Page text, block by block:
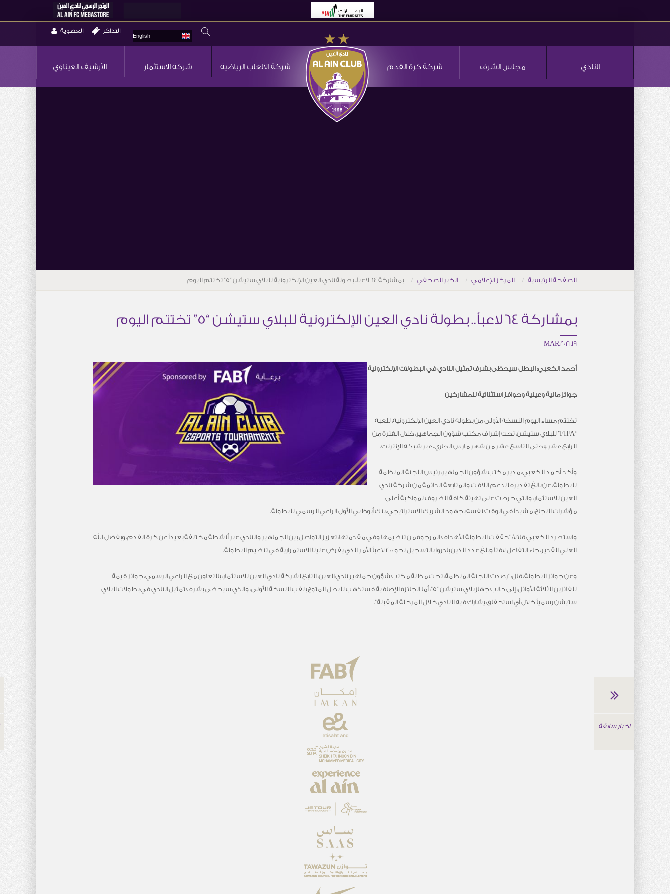
English
التذاكر العضوية
النادي مجلس الشرف شركة كرة القدم الأرشيف العيناوي شركة الاستثمار شركة الألعاب الرياضية
الصفحة الرئيسية المركز الإعلامي الخبر الصحفي بمشاركة 64 لاعباً.. بطولة نادي العين الإلكترونية للبلاي ستيشن “5” تختتم اليوم
بمشاركة 64 لاعباً.. بطولة نادي العين الإلكترونية للبلاي ستيشن “5” تختتم اليوم
19.MAR.2021
أحمد الكعبي: البطل سيحظى بشرف تمثيل النادي في البطولات الإلكترونية
جوائز مالية وعينية وحوافز استثنائية للمشاركين
تختتم مساء اليوم النسخة الأولى من بطولة نادي العين الإلكترونية، للعبة
“FIFA” للبلاي ستيشن، تحت إشراف مكتب شؤون الجماهير، خلال الفترة من
الرابع عشر وحتى التاسع عشر من شهر مارس الجاري، عبر شبكة الإنترنت.
وأكد أحمد الكعبي، مدير مكتب شؤون الجماهير، رئيس اللجنة المنظمة
للبطولة، عن بالغ تقديره للدعم اللافت والمتابعة الدائمة من شركة نادي
العين للاستثمار، والتي حرصت على تهيئة كافة الظروف لمواكبة أعلى
مؤشرات النجاح، مشيداً في الوقت نفسه بجهود الشريك الاستراتيجي، بنك أبوظبي الأول الراعي الرسمي للبطولة.
واستطرد الكعبي قائلاً: “حققت البطولة الأهداف المرجوة من تنظيمها وفي مقدمتها، تعزيز التواصل بين الجماهير والنادي عبر أنشطة مختلفة بعيداً عن كرة القدم، وبفضل الله
العلي القدير، جاء التفاعل لافتاً وبلغ عدد الذين بادروا بالتسجيل نحو 200 لاعباً الأمر الذي يفرض علينا الاستمرارية في تنظيم البطولة.
وعن جوائز البطولة، قال: “رصدت اللجنة المنظمة، تحت مظلة مكتب شؤون جماهير نادي العين، التابع لشركة نادي العين للاستثمار، بالتعاون مع الراعي الرسمي، جوائز قيمة
للفائزين الثلاثة الأوائل، إلى جانب جهاز بلاي ستيشن “5”، أما الجائزة الإضافية فستذهب للبطل المتوج بلقب النسخة الأولى، والذي سيحظى بشرف تمثيل النادي في بطولات البلاي
ستيشن رسمياً خلال أي استحقاق يشارك فيه النادي خلال المرحلة المقبلة”.
اخبار سابقة